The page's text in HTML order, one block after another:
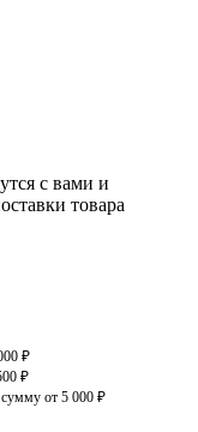
с вами и
товара
₽
₽
сумму от 5 000 ₽